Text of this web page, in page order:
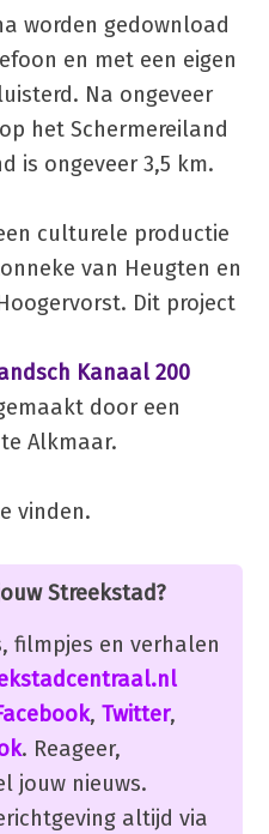
worden gedownload
en met een eigen
Na ongeveer
het Schermereiland
is ongeveer 3,5 km.
culturele productie
van Heugten en
Dit project
Kanaal 200
door een
Alkmaar.
vinden.
Streekstad?
filmpjes en verhalen
, Twitter,
. Reageer,
jouw nieuws.
altijd via